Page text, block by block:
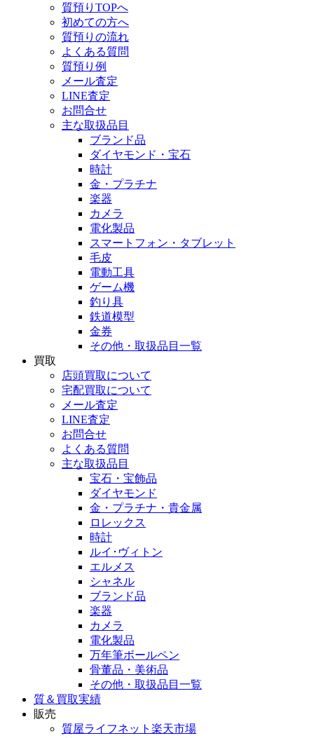
質預りTOPへ
初めての方へ
質預りの流れ
よくある質問
質預り例
メール査定
LINE査定
お問合せ
主な取扱品目
ブランド品
ダイヤモンド・宝石
時計
金・プラチナ
楽器
カメラ
電化製品
スマートフォン・タブレット
毛皮
電動工具
ゲーム機
釣り具
鉄道模型
金券
その他・取扱品目一覧
買取
店頭買取について
宅配買取について
メール査定
LINE査定
お問合せ
よくある質問
主な取扱品目
宝石・宝飾品
ダイヤモンド
金・プラチナ・貴金属
ロレックス
時計
ルイ･ヴィトン
エルメス
シャネル
ブランド品
楽器
カメラ
電化製品
万年筆ボールペン
骨董品・美術品
その他・取扱品目一覧
質＆買取実績
販売
質屋ライフネット楽天市場